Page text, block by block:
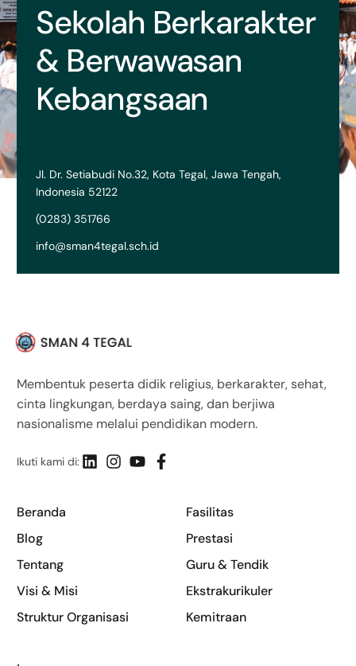
Sekolah Berkarakter
& Berwawasan
Kebangsaan
Jl. Dr. Setiabudi No.32, Kota Tegal, Jawa Tengah,
Indonesia 52122
(0283) 351766
info@sman4tegal.sch.id
Membentuk peserta didik religius, berkarakter, sehat,
cinta lingkungan, berdaya saing, dan berjiwa
nasionalisme melalui pendidikan modern.
Ikuti kami di:
Beranda
Blog
Tentang
Visi & Misi
Struktur Organisasi
Fasilitas
Prestasi
Guru & Tendik
Ekstrakurikuler
Kemitraan